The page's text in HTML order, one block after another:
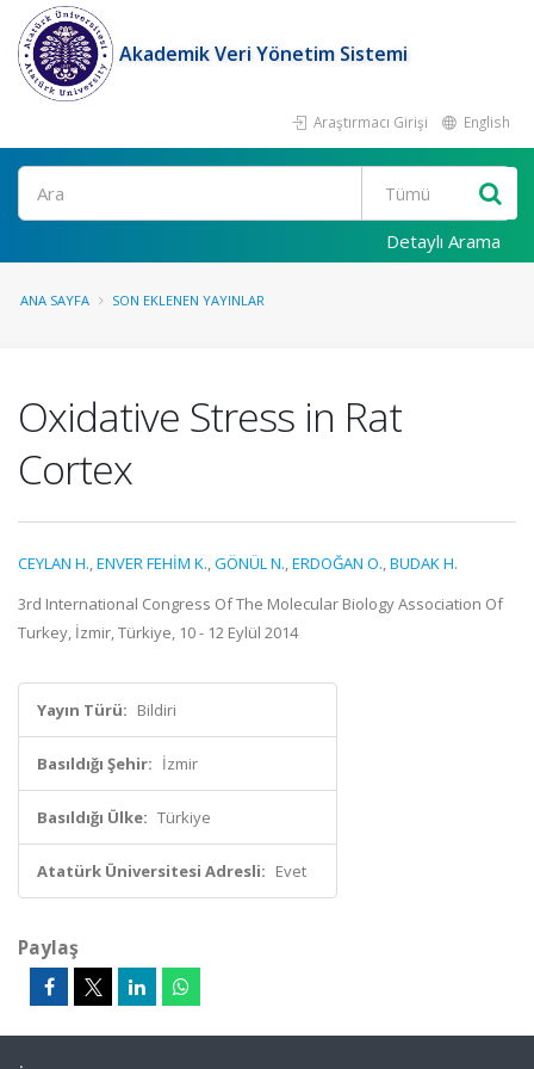
Akademik Veri Yönetim Sistemi
Araştırmacı Girişi English
Ara
Detaylı Arama
ANA SAYFA SON EKLENEN YAYINLAR
Oxidative Stress in Rat
Cortex
CEYLAN H.,ENVER FEHİM K.,GÖNÜL N.,ERDOĞAN O.,BUDAK H.
3rd International Congress Of The Molecular Biology Association Of
Turkey, İzmir, Türkiye, 10 - 12 Eylül 2014
Yayın Türü: Bildiri
Basıldığı Şehir: İzmir
Basıldığı Ülke: Türkiye
Atatürk Üniversitesi Adresli: Evet
Paylaş